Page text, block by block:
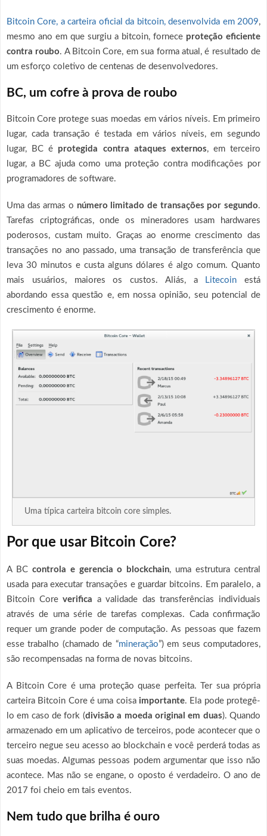
Bitcoin Core, a carteira oficial da bitcoin, desenvolvida em 2009,
mesmo ano em que surgiu a bitcoin, fornece proteção eficiente
contra roubo. A Bitcoin Core, em sua forma atual, é resultado de
um esforço coletivo de centenas de desenvolvedores.
BC, um cofre à prova de roubo
Bitcoin Core protege suas moedas em vários níveis. Em primeiro
lugar, cada transação é testada em vários níveis, em segundo
lugar, BC é protegida contra ataques externos, em terceiro
lugar, a BC ajuda como uma proteção contra modificações por
programadores de software.
Uma das armas o número limitado de transações por segundo.
Tarefas criptográficas, onde os mineradores usam hardwares
poderosos, custam muito. Graças ao enorme crescimento das
transações no ano passado, uma transação de transferência que
leva 30 minutos e custa alguns dólares é algo comum. Quanto
mais usuários, maiores os custos. Aliás, a
Litecoin está
abordando essa questão e, em nossa opinião, seu potencial de
crescimento é enorme.
Uma típica carteira bitcoin core simples.
Por que usar Bitcoin Core?
A BC controla e gerencia o blockchain, uma estrutura central
usada para executar transações e guardar bitcoins. Em paralelo, a
Bitcoin Coreverifica a validade das transferências individuais
através de uma série de tarefas complexas. Cada confirmação
requer um grande poder de computação. As pessoas que fazem
esse trabalho (chamado de “mineração”) em seus computadores,
são recompensadas na forma de novas bitcoins.
A Bitcoin Core é uma proteção quase perfeita. Ter sua própria
carteira Bitcoin Core é uma coisa importante. Ela pode protegê-
lo em caso de fork (divisão a moeda original em duas). Quando
armazenado em um aplicativo de terceiros, pode acontecer que o
terceiro negue seu acesso ao blockchain e você perderá todas as
suas moedas. Algumas pessoas podem argumentar que isso não
acontece. Mas não se engane, o oposto é verdadeiro. O ano de
2017 foi cheio em tais eventos.
Nem tudo que brilha é ouro